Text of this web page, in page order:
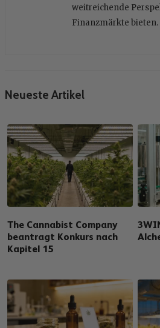
weitreichende
Finanzmärkte bieten.
Neueste Artikel
The Cannabist Company
beantragt Konkurs nach
Kapitel 15